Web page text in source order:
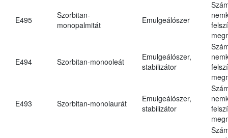
E495
Szorbitan-
monopalmitát
Emulgeálószer
E494 Szorbitan-monooleát
Emulgeálószer,
stabilizátor
E493 Szorbitan-monolaurát
Emulgeálószer,
stabilizátor